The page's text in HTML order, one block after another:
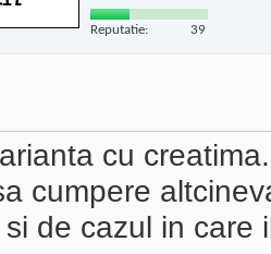
Reputatie: 39
cu
cumpere
de cazul in care